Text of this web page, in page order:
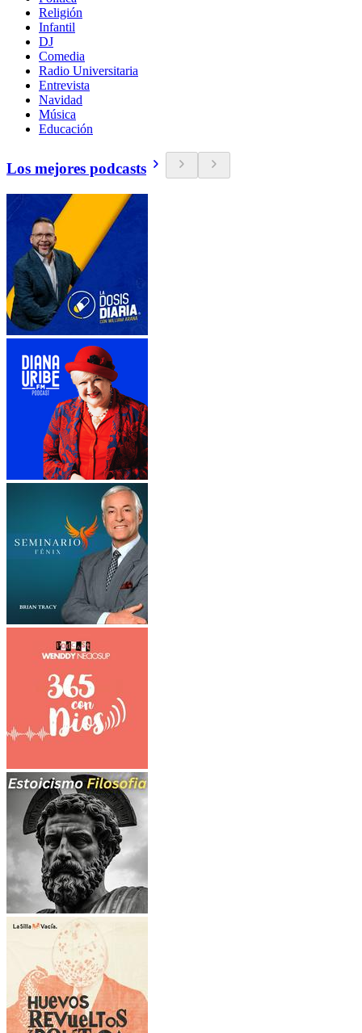
Religión
Infantil
DJ
Comedia
Radio Universitaria
Entrevista
Navidad
Música
Educación
Los mejores podcasts